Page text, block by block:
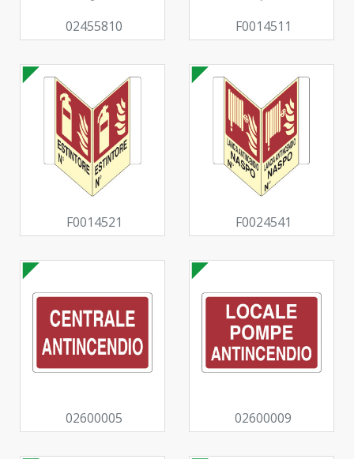
02455810 F0014511
F0014521 F0024541
02600005 02600009